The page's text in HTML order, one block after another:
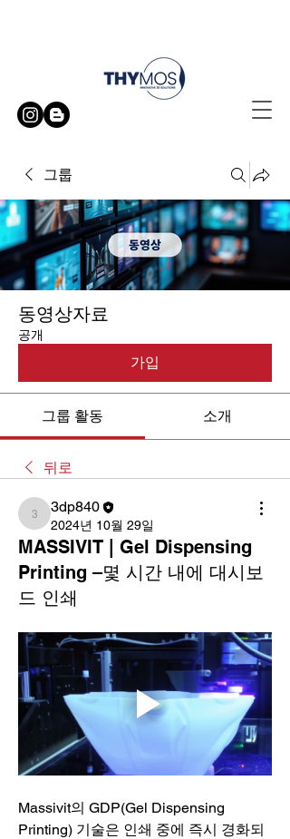
그룹
동영상자료
공개
가입
그룹 활동 소개
뒤로
3dp840
3dp840
2024년 10월 29일
MASSIVIT | Gel Dispensing
Printing –몇 시간 내에 대시보
드 인쇄
Massivit의 GDP(Gel Dispensing
Printing) 기술은 인쇄 중에 즉시 경화되